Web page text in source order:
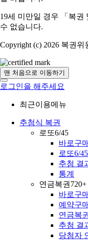
19세 미만일 경우 「복
수 없습니다.
Copyright (c) 2026 복권
맨 처음으로 이동하기
로그인을 해주세요
최근이용메뉴
추첨식 복권
로또6/45
바로구매
로또6/
추첨 결
통계
연금복권720+
바로구매
예약구매
연금복
추첨 결
당첨자